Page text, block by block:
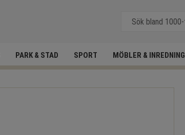
PARK & STAD SPORT MÖBLER & INREDNING